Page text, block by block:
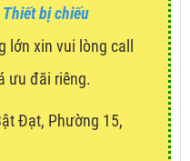
Thiết bị chiếu
lớn xin vui lòng call
ưu đãi riêng.
Đạt, Phường 15,